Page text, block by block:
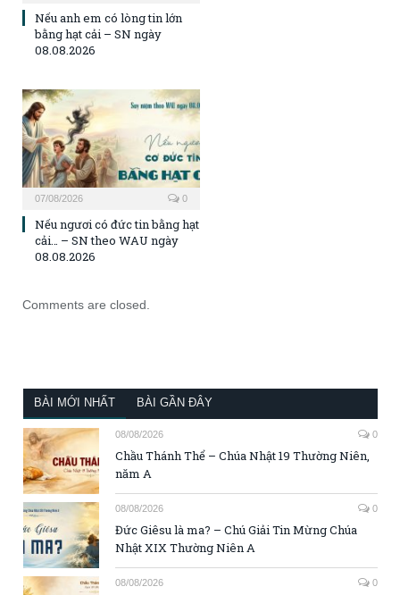
Nếu anh em có lòng tin lớn
bằng hạt cải – SN ngày
08.08.2026
07/08/2026 0
Nếu ngươi có đức tin bằng hạt
cải… – SN theo WAU ngày
08.08.2026
Comments are closed.
BÀI MỚI NHẤT BÀI GẦN ĐÂY
08/08/2026 0
Chầu Thánh Thể – Chúa Nhật 19 Thường Niên,
năm A
08/08/2026 0
Đức Giêsu là ma? – Chú Giải Tin Mừng Chúa
Nhật XIX Thường Niên A
08/08/2026 0